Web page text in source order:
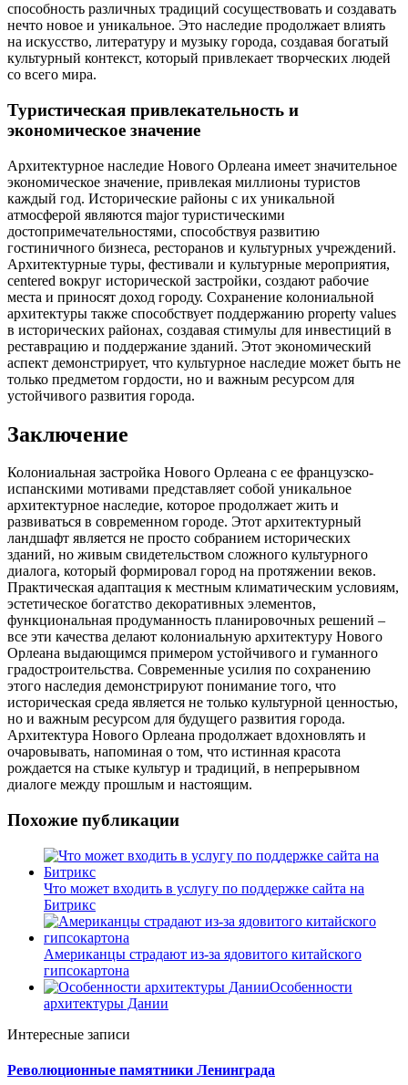
способность различных традиций сосуществовать и создавать
нечто новое и уникальное. Это наследие продолжает влиять
на искусство, литературу и музыку города, создавая богатый
культурный контекст, который привлекает творческих людей
со всего мира.
Туристическая привлекательность и
экономическое значение
Архитектурное наследие Нового Орлеана имеет значительное
экономическое значение, привлекая миллионы туристов
каждый год. Исторические районы с их уникальной
атмосферой являются major туристическими
достопримечательностями, способствуя развитию
гостиничного бизнеса, ресторанов и культурных учреждений.
Архитектурные туры, фестивали и культурные мероприятия,
centered вокруг исторической застройки, создают рабочие
места и приносят доход городу. Сохранение колониальной
архитектуры также способствует поддержанию property values
в исторических районах, создавая стимулы для инвестиций в
реставрацию и поддержание зданий. Этот экономический
аспект демонстрирует, что культурное наследие может быть не
только предметом гордости, но и важным ресурсом для
устойчивого развития города.
Заключение
Колониальная застройка Нового Орлеана с ее французско-
испанскими мотивами представляет собой уникальное
архитектурное наследие, которое продолжает жить и
развиваться в современном городе. Этот архитектурный
ландшафт является не просто собранием исторических
зданий, но живым свидетельством сложного культурного
диалога, который формировал город на протяжении веков.
Практическая адаптация к местным климатическим условиям,
эстетическое богатство декоративных элементов,
функциональная продуманность планировочных решений –
все эти качества делают колониальную архитектуру Нового
Орлеана выдающимся примером устойчивого и гуманного
градостроительства. Современные усилия по сохранению
этого наследия демонстрируют понимание того, что
историческая среда является не только культурной ценностью,
но и важным ресурсом для будущего развития города.
Архитектура Нового Орлеана продолжает вдохновлять и
очаровывать, напоминая о том, что истинная красота
рождается на стыке культур и традиций, в непрерывном
диалоге между прошлым и настоящим.
Похожие публикации
Что может входить в услугу по поддержке сайта на
Битрикс
Американцы страдают из-за ядовитого китайского
гипсокартона
Особенности
архитектуры Дании
Интересные записи
Революционные памятники Ленинграда